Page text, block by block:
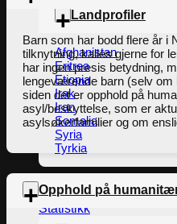
Landprofiler
Afghanistan
Eritrea
Etiopia
Irak
Iran
Somalia
Syria
Tyrkia
Rikets tilstand
Statistikk
Barn som har bodd flere år i
tilknytning, kalles gjerne for
har ingen presis betydning,
lengeværende barn (selv om
siden det er opphold på
asyl/beskyttelse, som er
asylsøkerfamilier og om
Opphold på